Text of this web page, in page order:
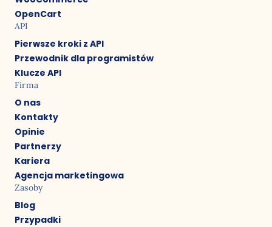
OpenCart
API
Pierwsze kroki z API
Przewodnik dla programistów
Klucze API
Firma
O nas
Kontakty
Opinie
Partnerzy
Kariera
Agencja marketingowa
Zasoby
Blog
Przypadki